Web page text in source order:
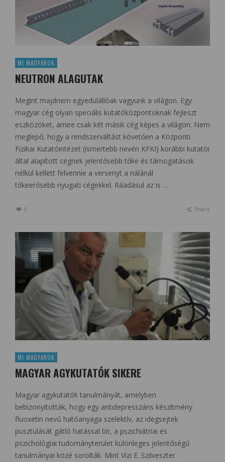
MI MAGYAROK
NEUTRON ALAGUTAK
Megint majdnem egyedülállóak vagyunk a világon. Egy
magyar cég olyan speciális kutatóközpontoknak fejleszt
eszközöket, amire csak két másik cég képes a világon. Nem
meglepő, hogy a rendszerváltást követően a Központi
Fizikai Kutatóintézet (ismertebb nevén KFKI) korábbi kutatói
által alapított cégnek jelentősebb tőke és támogatások
nélkül kellett felvennie a versenyt a nálánál
tőkeerősebb nyugati cégekkel. Ráadásul az is …
0 Share
MI MAGYAROK
MAGYAR AGYKUTATÓK SIKERE
Magyar agykutatók tanulmányát, amelyben
bebizonyították, hogy egy antidepresszáns készítmény
fluoxetin nevű hatóanyaga szelektív, az idegsejtek
pusztulását gátló hatással bír, a pszichiátriai és
pszichológiai tudományterület különleges jelentőségű
tanulmányai közé sorolták. Mint Vizi E. Szilveszter